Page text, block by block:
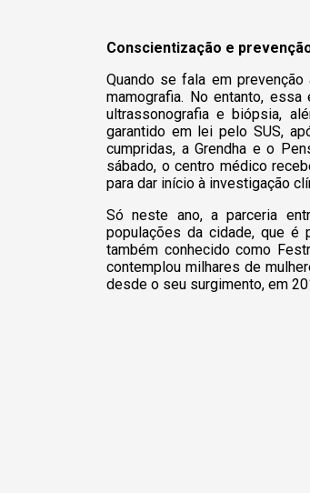
Conscientização e
Quando se fala em
mamografia. No entanto,
ultrassonografia e biópsia,
garantido em lei pelo SUS,
cumpridas, a Grendha e o
sábado, o centro médico
para dar início à investigação
Só neste ano, a parceria
populações da cidade, que é
também conhecido como
contemplou milhares de
desde o seu surgimento, em